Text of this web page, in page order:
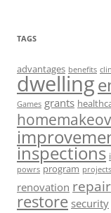
TAGS
advantages benefits
dwelling
Games grants
inspections
powrs program projects
renovation repair
restore security